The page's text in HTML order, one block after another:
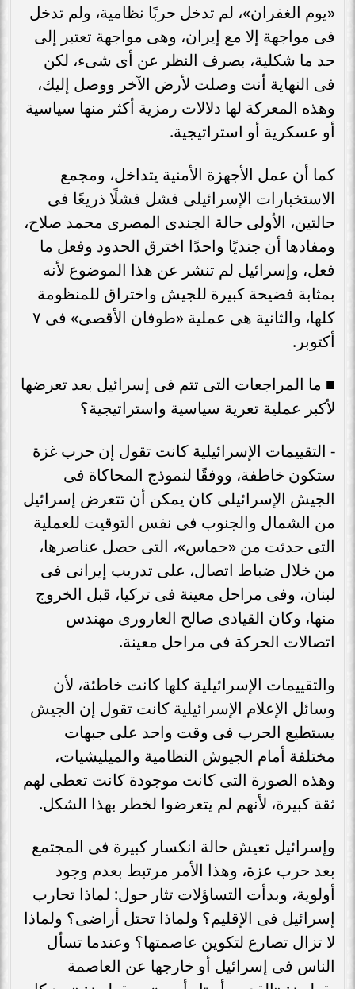
«يوم الغفران»، لم تدخل حربًا نظامية، ولم تدخل
فى مواجهة إلا مع إيران، وهى مواجهة تعتبر إلى
حد ما شكلية، بصرف النظر عن أى شىء، لكن
فى النهاية أنت وصلت لأرض الآخر ووصل إليك،
وهذه المعركة لها دلالات رمزية أكثر منها سياسية
أو عسكرية أو استراتيجية.
كما أن عمل الأجهزة الأمنية يتداخل، ومجمع
الاستخبارات الإسرائيلى فشل فشلًا ذريعًا فى
حالتين، الأولى حالة الجندى المصرى محمد صلاح،
ومفادها أن جنديًا واحدًا اخترق الحدود وفعل ما
فعل، وإسرائيل لم تنشر عن هذا الموضوع لأنه
بمثابة فضيحة كبيرة للجيش واختراق للمنظومة
كلها، والثانية هى عملية «طوفان الأقصى» فى ٧
أكتوبر.
■ ما المراجعات التى تتم فى إسرائيل بعد تعرضها
لأكبر عملية تعرية سياسية واستراتيجية؟
- التقييمات الإسرائيلية كانت تقول إن حرب غزة
ستكون خاطفة، ووفقًا لنموذج المحاكاة فى
الجيش الإسرائيلى كان يمكن أن تتعرض إسرائيل
من الشمال والجنوب فى نفس التوقيت للعملية
التى حدثت من «حماس»، التى حصل عناصرها،
من خلال ضباط اتصال، على تدريب إيرانى فى
لبنان، وفى مراحل معينة فى تركيا، قبل الخروج
منها، وكان القيادى صالح العارورى مهندس
اتصالات الحركة فى مراحل معينة.
والتقييمات الإسرائيلية كلها كانت خاطئة، لأن
وسائل الإعلام الإسرائيلية كانت تقول إن الجيش
يستطيع الحرب فى وقت واحد على جبهات
مختلفة أمام الجيوش النظامية والميليشيات،
وهذه الصورة التى كانت موجودة كانت تعطى لهم
ثقة كبيرة، لأنهم لم يتعرضوا لخطر بهذا الشكل.
وإسرائيل تعيش حالة انكسار كبيرة فى المجتمع
بعد حرب عزة، وهذا الأمر مرتبط بعدم وجود
أولوية، وبدأت التساؤلات تثار حول: لماذا تحارب
إسرائيل فى الإقليم؟ ولماذا تحتل أراضى؟ ولماذا
لا تزال تصارع لتكوين عاصمتها؟ وعندما تسأل
الناس فى إسرائيل أو خارجها عن العاصمة